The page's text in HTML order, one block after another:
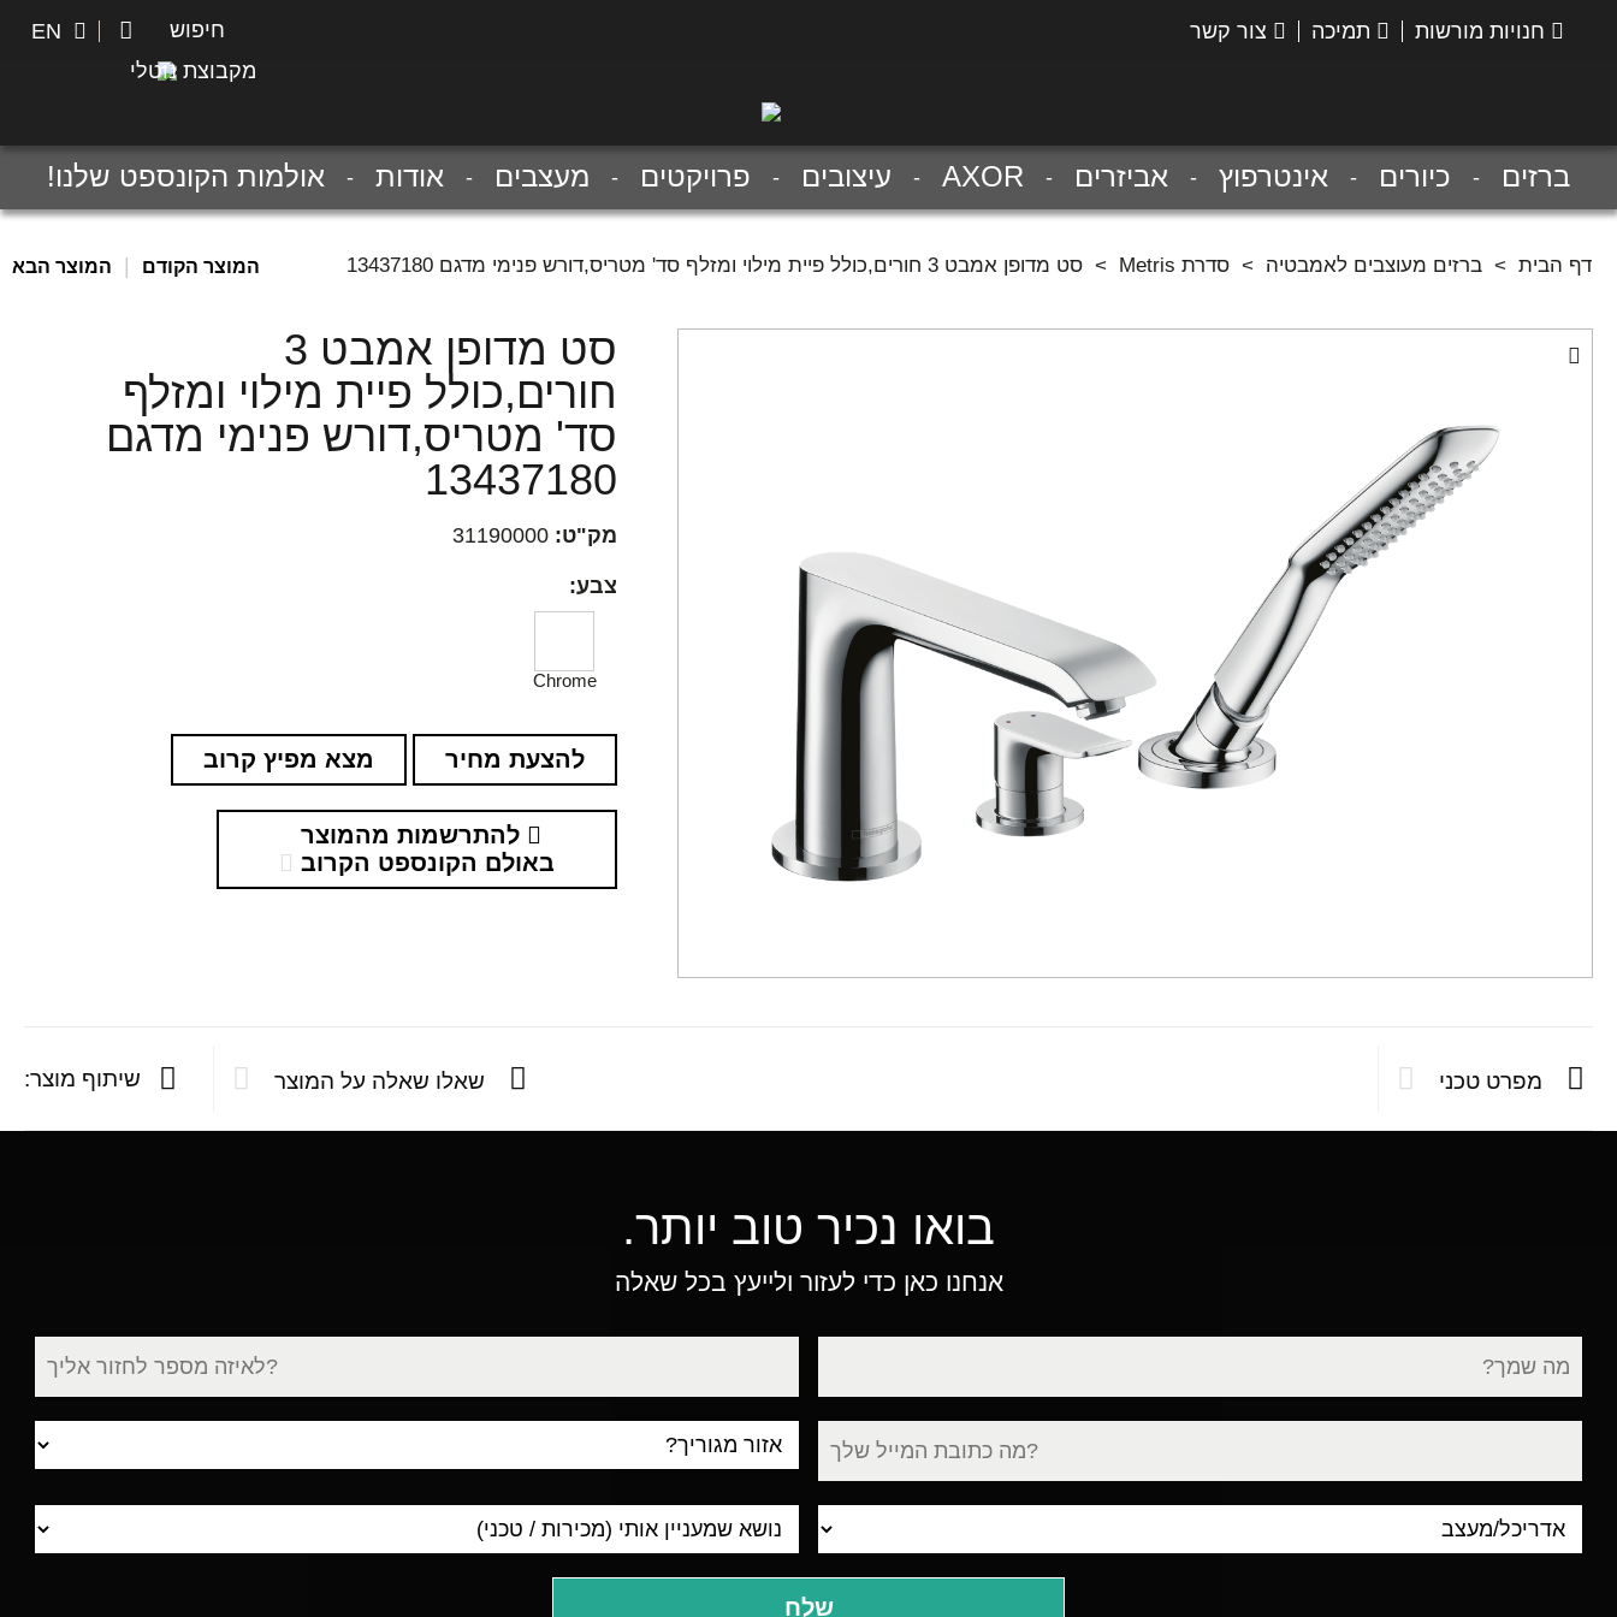
חנויות מורשות תמיכה צור קשר חיפוש EN
מקבוצת נוטלי
ברזים כיורים אינטרפוץ אביזרים AXOR עיצובים פרויקטים מעצבים אודות אולמות הקונספט שלנו!
דף הבית > ברזים מעוצבים לאמבטיה > סדרת Metris > סט מדופן אמבט 3 חורים,כולל פיית מילוי ומזלף סד' מטריס,דורש פנימי מדגם 13437180 המוצר הקודם המוצר הבא
סט מדופן אמבט 3
חורים,כולל פיית מילוי ומזלף
סד' מטריס,דורש פנימי מדגם
13437180
מק"ט: 31190000
צבע:
Chrome
להצעת מחיר מצא מפיץ קרוב
להתרשמות מהמוצר
באולם הקונספט הקרוב
מפרט טכני שאלו שאלה על המוצר שיתוף מוצר:
בואו נכיר טוב יותר.
אנחנו כאן כדי לעזור ולייעץ בכל שאלה
עיר
מגורים